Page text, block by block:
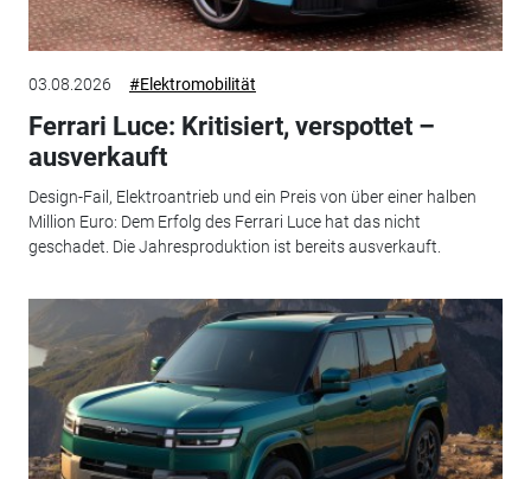
03.08.2026 #Elektromobilität
Ferrari Luce: Kritisiert, verspottet –
ausverkauft
Design-Fail, Elektroantrieb und ein Preis von über einer halben
Million Euro: Dem Erfolg des Ferrari Luce hat das nicht
geschadet. Die Jahresproduktion ist bereits ausverkauft.